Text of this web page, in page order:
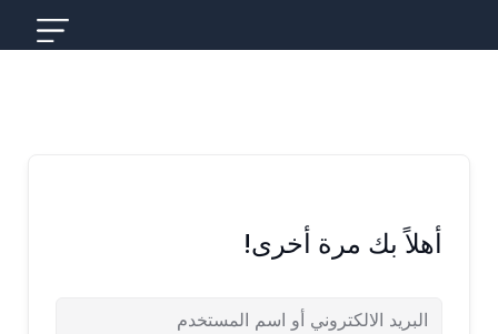
أهلاً بك مرة أخرى!